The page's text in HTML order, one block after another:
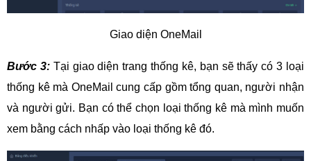
Giao diện OneMail
Bước 3:Tại giao diện trang thống kê, bạn sẽ thấy có 3 loại
thống kê mà OneMail cung cấp gồm tổng quan, người nhận
và người gửi. Bạn có thể chọn loại thống kê mà mình muốn
xem bằng cách nhấp vào loại thống kê đó.